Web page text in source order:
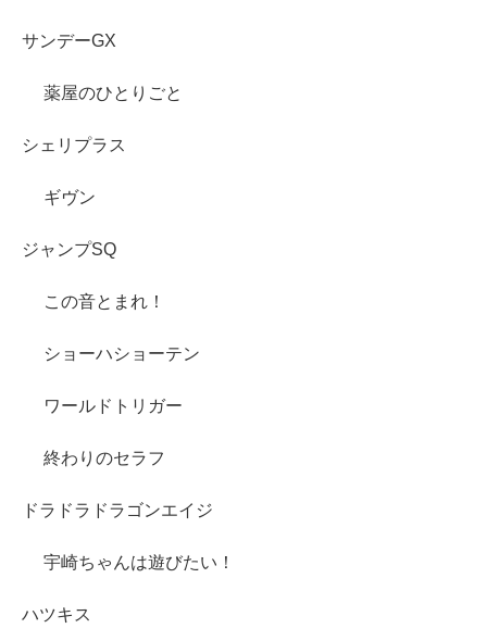
サンデーGX
薬屋のひとりごと
シェリプラス
ギヴン
ジャンプSQ
この音とまれ！
ショーハショーテン
ワールドトリガー
終わりのセラフ
ドラドラドラゴンエイジ
宇崎ちゃんは遊びたい！
ハツキス